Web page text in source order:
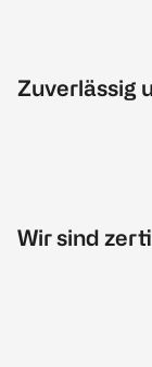
Zuverlässig
Wir sind